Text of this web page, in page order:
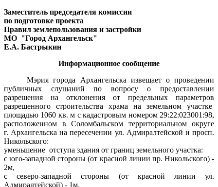
Заместитель председателя комиссии
по подготовке проекта
Правил землепользования и застройки
МО "Город Архангельск"
Е.А. Бастрыкин
Информационное сообщение
Мэрия города Архангельска извещает о проведении
публичных слушаний по вопросу о предоставлении
разрешения на отклонения от предельных параметров
разрешенного строительства храма на земельном участке
площадью 1060 кв. м с кадастровым номером 29:22:023001:98,
расположенном в Соломбальском территориальном округе
г. Архангельска на пересечении ул. Адмиралтейской и просп.
Никольского:
уменьшение отступа здания от границ земельного участка:
с юго-западной стороны (от красной линии пр. Никольского) -
2м,
с северо-западной стороны (от красной линии ул.
Адмиралтейской) - 1м,